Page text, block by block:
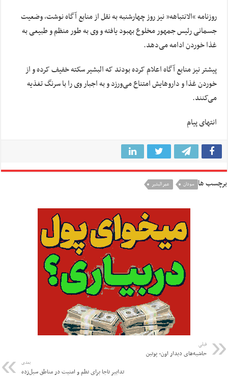
روزنامه “الانتباهه” نیز روز چهارشنبه به نقل از منابع آگاه نوشت، وضعیت
جسمانی رئیس جمهور مخلوع بهبود یافته و وی به طور منظم و طبیعی به
غذا خوردن ادامه می‌دهد.
پیشتر نیز منابع آگاه اعلام کرده بودند که البشیر سکته خفیف کرده و از
خوردن غذا و داروهایش امتناع می‌ورزد و به اجبار وی را با سرنگ تغذیه
می‌کنند.
انتهای پیام
برچسب ها سودان عمر البشیر
قبلی
حاشیه‌های دیدار اون- پوتین
بعدی
تدابیر ناجا برای نظم و امنیت در مناطق سیل‌زده